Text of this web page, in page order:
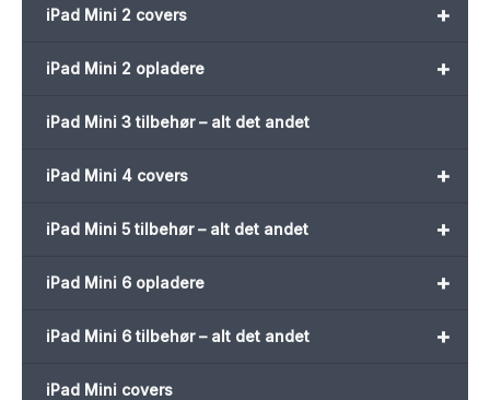
+
iPad Mini 2 covers
+
iPad Mini 2 opladere
iPad Mini 3 tilbehør – alt det andet
+
iPad Mini 4 covers
+
iPad Mini 5 tilbehør – alt det andet
+
iPad Mini 6 opladere
+
iPad Mini 6 tilbehør – alt det andet
iPad Mini covers